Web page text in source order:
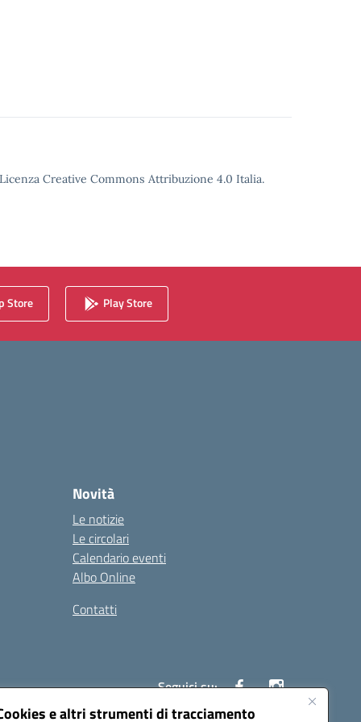
e altri strumenti di tracciamento
Creative Commons Attribuzione 4.0 Italia.
Store Play Store
Novità
Le notizie
Le circolari
Calendario eventi
Albo Online
Contatti
Seguici su: